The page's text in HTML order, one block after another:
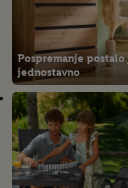
Pospremanje postalo
jednostavno
o privatnosti.Impressum